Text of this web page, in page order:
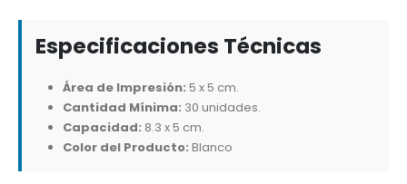
Especificaciones Técnicas
Área de Impresión: 5 x 5 cm.
Cantidad Mínima: 30 unidades.
Capacidad: 8.3 x 5 cm.
Color del Producto: Blanco